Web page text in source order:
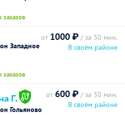
заказов
Западное
заказов
от 1000 ₽ / за 30 мин.
В своём районе
Г.
Гольяново
от 600 ₽ / за 30 мин.
В своём районе